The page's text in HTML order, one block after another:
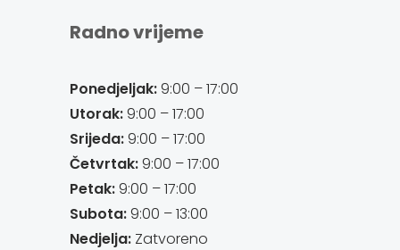
Radno vrijeme
Ponedjeljak:9:00 – 17:00
Utorak:9:00 – 17:00
Srijeda:9:00 – 17:00
Četvrtak:9:00 – 17:00
Petak:9:00 – 17:00
Subota:9:00 – 13:00
Nedjelja:Zatvoreno